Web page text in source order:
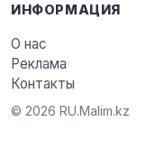
ИНФОРМАЦИЯ
О нас
Реклама
Контакты
© 2026 RU.Malim.kz